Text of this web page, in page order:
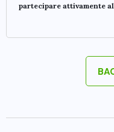
partecipare attivamente